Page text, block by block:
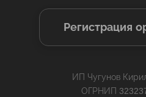
Регистрация
ИП Чугунов
ОГРНИП